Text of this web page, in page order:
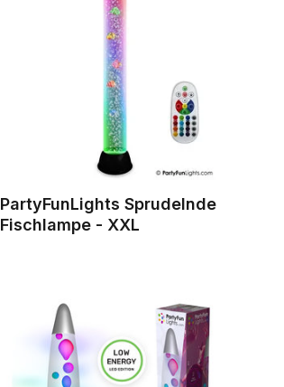
PartyFunLights Sprudelnde
Fischlampe - XXL